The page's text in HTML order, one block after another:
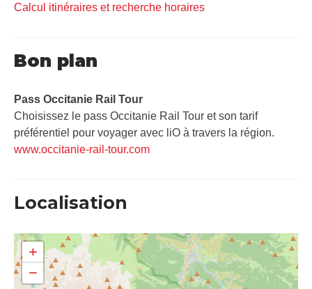
Calcul itinéraires et recherche horaires
Bon plan
Pass Occitanie Rail Tour​
Choisissez le pass Occitanie Rail Tour et son tarif
préférentiel pour voyager avec liO à travers la région.
www.occitanie-rail-tour.com
Localisation
+
−